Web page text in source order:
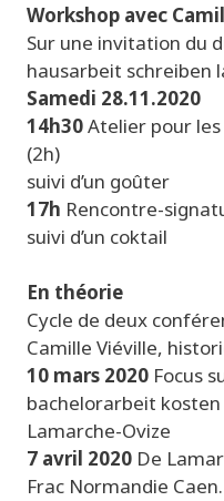
Workshop avec
Sur une invitation du
hausarbeit schreiben
Samedi 28.11.2020
14h30Atelier pour
(2h)
suivi d’un goûter
17h Rencontre-
suivi d’un coktail
En théorie
Cycle de deux
Camille Viéville,
10 mars 2020 Focus
bachelorarbeit kosten
Lamarche-Ovize
7 avril 2020 De
Frac Normandie Caen.